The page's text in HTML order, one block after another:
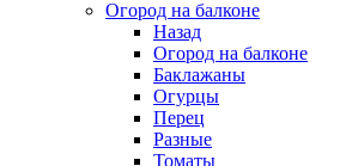
Огород на балконе
Назад
Огород на балконе
Баклажаны
Огурцы
Перец
Разные
Томаты